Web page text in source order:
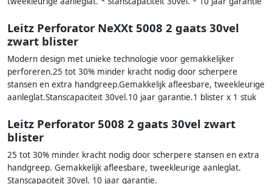
Leitz Perforator NeXXt 5008 2 gaats 30vel
zwart blister
Modern design met unieke technologie voor gemakkelijker
perforeren.25 tot 30% minder kracht nodig door scherpere
stansen en extra handgreep.Gemakkelijk afleesbare, tweekleurige
aanleglat.Stanscapaciteit 30vel.10 jaar garantie.1 blister x 1 stuk
Leitz Perforator 5008 2 gaats 30vel zwart
blister
25 tot 30% minder kracht nodig door scherpere stansen en extra
handgreep. Gemakkelijk afleesbare, tweekleurige aanleglat.
Stanscapaciteit 30vel. 10 jaar garantie.